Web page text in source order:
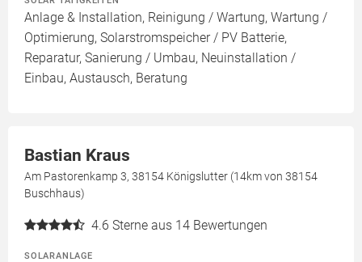
Anlage & Installation, Reinigung / Wartung, Wartung /
Optimierung, Solarstromspeicher / PV Batterie,
Reparatur, Sanierung / Umbau, Neuinstallation /
Einbau, Austausch, Beratung
Bastian Kraus
Am Pastorenkamp 3, 38154 Königslutter (14km von 38154
Buschhaus)
4.6 Sterne aus 14 Bewertungen
SOLARANLAGE